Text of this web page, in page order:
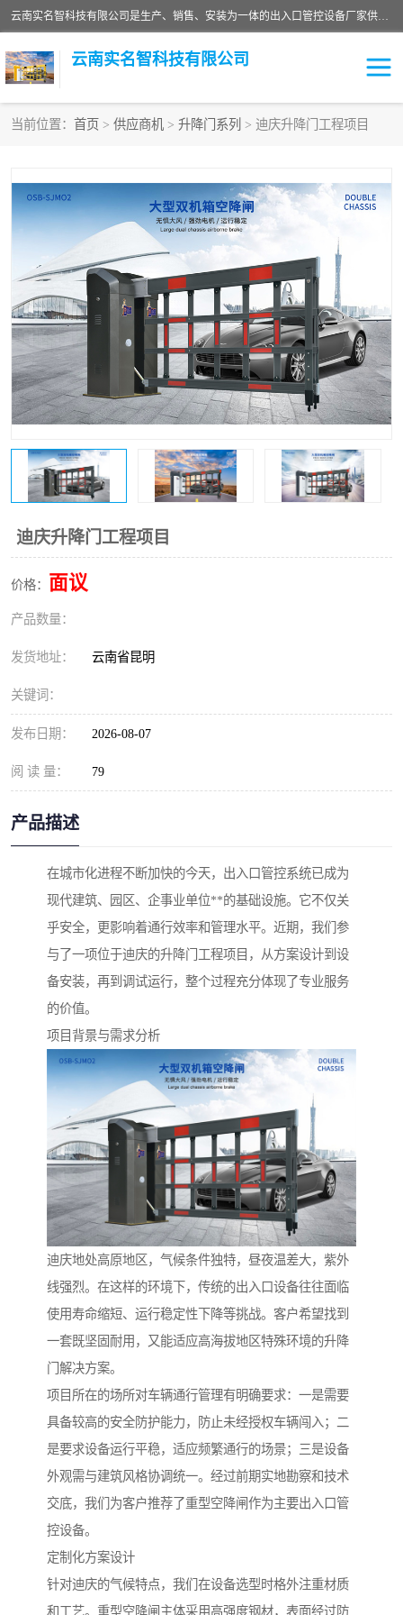
云南实名智科技有限公司是生产、销售、安装为一体的出入口管控设备厂家供应商。主营:电动伸缩门、道闸、广告道闸、重型空降闸、车牌识别、门禁通道、升降柱、岗亭、旗杆等智能设备。主营产品: 电动伸缩门,道闸门禁,车牌识别 生产、销售、安装为一体的出入口管控设备厂家源头供应商。
云南实名智科技有限公司
当前位置： 首页 > 供应商机 > 升降门系列 > 迪庆升降门工程项目
迪庆升降门工程项目
价格： 面议
产品数量：
发货地址： 云南省昆明
关键词：
发布日期： 2026-08-07
阅 读 量： 79
产品描述
在城市化进程不断加快的今天，出入口管控系统已成为
现代建筑、园区、企事业单位**的基础设施。它不仅关
乎安全，更影响着通行效率和管理水平。近期，我们参
与了一项位于迪庆的升降门工程项目，从方案设计到设
备安装，再到调试运行，整个过程充分体现了专业服务
的价值。
项目背景与需求分析
迪庆地处高原地区，气候条件独特，昼夜温差大，紫外
线强烈。在这样的环境下，传统的出入口设备往往面临
使用寿命缩短、运行稳定性下降等挑战。客户希望找到
一套既坚固耐用，又能适应高海拔地区特殊环境的升降
门解决方案。
项目所在的场所对车辆通行管理有明确要求：一是需要
具备较高的安全防护能力，防止未经授权车辆闯入；二
是要求设备运行平稳，适应频繁通行的场景；三是设备
外观需与建筑风格协调统一。经过前期实地勘察和技术
交底，我们为客户推荐了重型空降闸作为主要出入口管
控设备。
定制化方案设计
针对迪庆的气候特点，我们在设备选型时格外注重材质
和工艺。重型空降闸主体采用高强度钢材，表面经过防
广告道闸系列 普通道闸系列
升降门系列 通道闸系列
伸缩门